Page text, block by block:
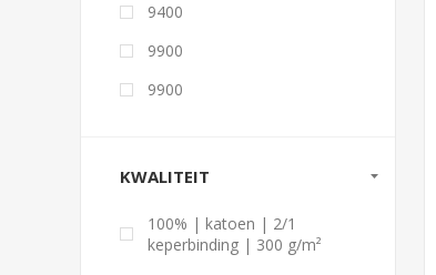
9400
9900
9900
KWALITEIT
100% | katoen | 2/1
keperbinding | 300 g/m²